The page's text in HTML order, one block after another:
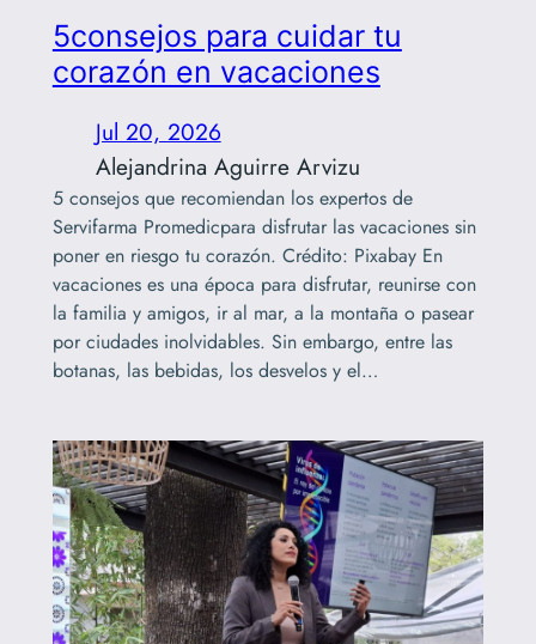
5consejos para cuidar tu
corazón en vacaciones
Jul 20, 2026
Alejandrina Aguirre Arvizu
5 consejos que recomiendan los expertos de
Servifarma Promedicpara disfrutar las vacaciones sin
poner en riesgo tu corazón. Crédito: Pixabay En
vacaciones es una época para disfrutar, reunirse con
la familia y amigos, ir al mar, a la montaña o pasear
por ciudades inolvidables. Sin embargo, entre las
botanas, las bebidas, los desvelos y el…